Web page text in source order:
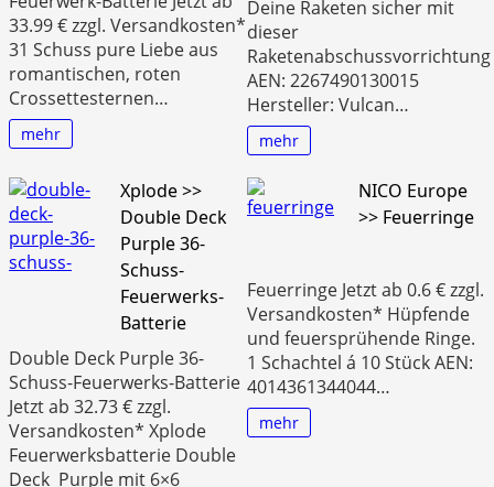
33.99 € zzgl. Versandkosten*
31 Schuss pure Liebe aus
romantischen, roten
Crossettesternen…
mehr
Deine Raketen sicher mit
dieser
Raketenabschussvorrichtung
AEN: 2267490130015
Hersteller: Vulcan…
mehr
Xplode >>
Double Deck
Purple 36-
Schuss-
Feuerwerks-
Batterie
Double Deck Purple 36-
Schuss-Feuerwerks-Batterie
Jetzt ab 32.73 € zzgl.
Versandkosten* Xplode
Feuerwerksbatterie Double
Deck Purple mit 6×6
NICO Europe
>> Feuerringe
Feuerringe Jetzt ab 0.6 € zzgl.
Versandkosten* Hüpfende
und feuersprühende Ringe.
1 Schachtel á 10 Stück AEN:
4014361344044…
mehr